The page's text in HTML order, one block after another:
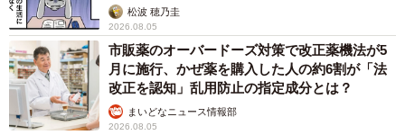
松波 穂乃圭
2026.08.05
市販薬のオーバードーズ対策で改正薬機法が5
月に施行、かぜ薬を購入した人の約6割が「法
改正を認知」乱用防止の指定成分とは？
まいどなニュース情報部
2026.08.05